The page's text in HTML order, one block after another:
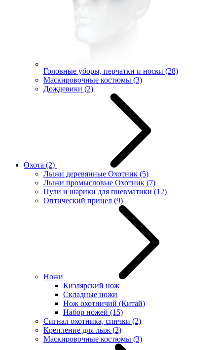
Головные уборы, перчатки и носки (28)
Маскировочные костюмы (3)
Дождевики (2)
Охота (2)
Лыжи деревянные Охотник (5)
Лыжи промысловые Охотник (7)
Пули и шарики для пневматики (12)
Оптический прицел (9)
Ножи
Кизлярский нож
Складные ножи
Нож охотничий (Китай)
Набор ножей (15)
Сигнал охотника, спички (2)
Крепление для лыж (2)
Маскировочные костюмы (3)